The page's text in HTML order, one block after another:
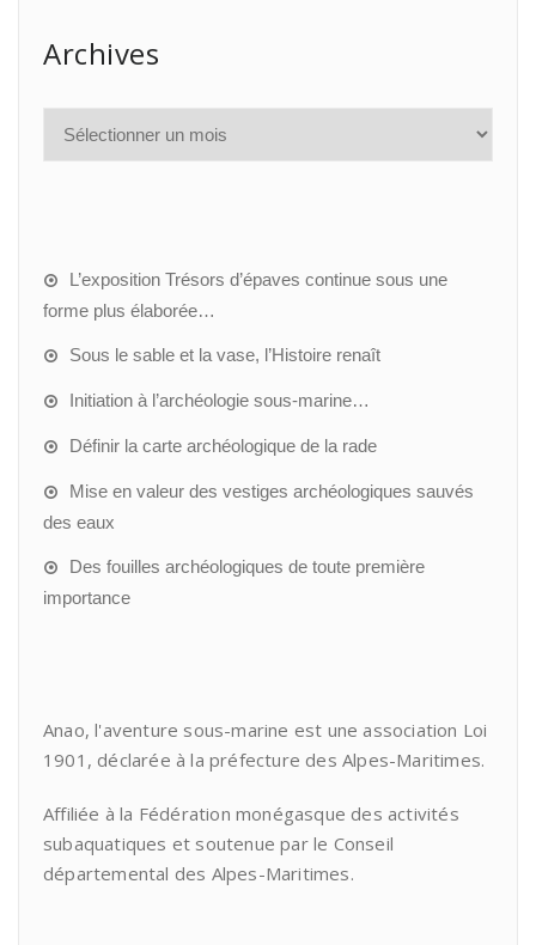
Archives
L’exposition Trésors d’épaves continue sous une
forme plus élaborée…
Sous le sable et la vase, l’Histoire renaît
Initiation à l’archéologie sous-marine…
Définir la carte archéologique de la rade
Mise en valeur des vestiges archéologiques sauvés
des eaux
Des fouilles archéologiques de toute première
importance
Anao, l'aventure sous-marine est une association Loi
1901, déclarée à la préfecture des Alpes-Maritimes.
Affiliée à la Fédération monégasque des activités
subaquatiques et soutenue par le Conseil
départemental des Alpes-Maritimes.